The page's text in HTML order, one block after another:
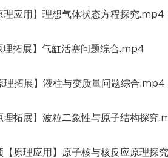
理应用】理想气体状态方程探究.mp4
理拓展】气缸活塞问题综合.mp4
理拓展】液柱与变质量问题综合.mp4
理拓展】波粒二象性与原子结构探究
【原理应用】原子核与核反应原理探